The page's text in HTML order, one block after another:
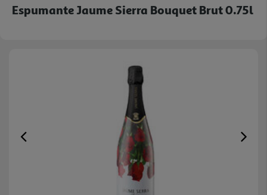
Espumante Jaume Sierra Bouquet Brut 0.75l
Previous